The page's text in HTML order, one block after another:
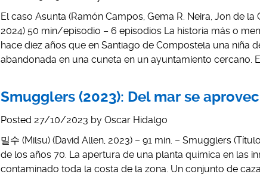
El caso Asunta (Ramón Campos, Gema R. Neira, Jon de la
2024) 50 min/episodio – 6 episodios La historia más o
hace diez años que en Santiago de Compostela una niña
abandonada en una cuneta en un ayuntamiento cercano.
Smugglers (2023): Del mar se
Posted 27/10/2023 by Oscar Hidalgo
밀수 (Milsu) (David Allen, 2023) – 91 min. – Smugglers
de los años 70. La apertura de una planta química en las
contaminado toda la costa de la zona. Un conjunto de